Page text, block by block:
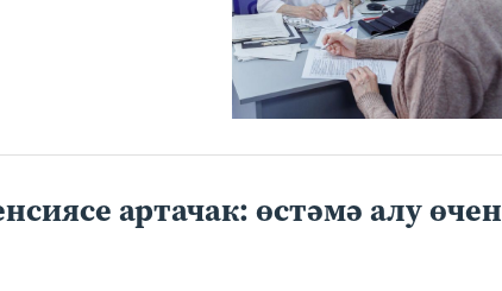
артачак: өстәмә алу өчен